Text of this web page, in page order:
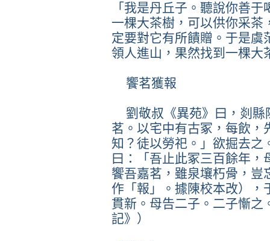
「我是丹丘子。聽說你善
一棵大茶樹，可以供你采茶
定要對它有所饋贈。于是虞
領人進山，果然找到一棵大
饗茗獲報
劉敬叔《異苑》曰，剡縣
茗。以宅中有古冢，每飲，
知？徒以勞祀。」欲掘去之
曰：「吾止此冢三百餘年，
饗吾嘉茗，雖泉壤朽骨，豈
作「報」。據陳校本改），
貫新。母告二子。二子慚之
記》）